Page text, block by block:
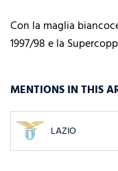
Con la maglia
1997/98 e la
MENTIONS IN THIS
LAZIO